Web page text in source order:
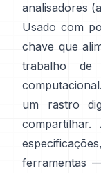
analisadores (
Usado com
chave que
trabalho
um rastro
ferramentas